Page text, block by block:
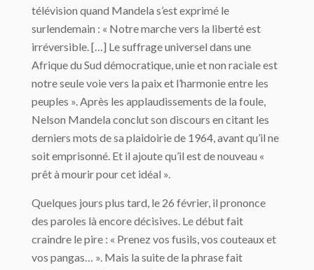
télévision quand Mandela s’est exprimé le
surlendemain : « Notre marche vers la liberté est
irréversible. […] Le suffrage universel dans une
Afrique du Sud démocratique, unie et non raciale est
notre seule voie vers la paix et l’harmonie entre les
peuples ». Après les applaudissements de la foule,
Nelson Mandela conclut son discours en citant les
derniers mots de sa plaidoirie de 1964, avant qu’il ne
soit emprisonné. Et il ajoute qu’il est de nouveau «
prêt à mourir pour cet idéal ».
Quelques jours plus tard, le 26 février, il prononce
des paroles là encore décisives. Le début fait
craindre le pire : « Prenez vos fusils, vos couteaux et
vos pangas… ». Mais la suite de la phrase fait